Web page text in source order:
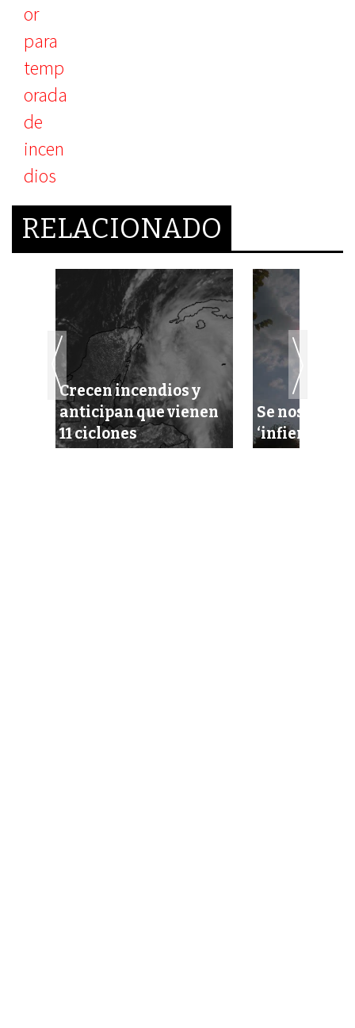
RELACIONADO
Crecen incendios y
anticipan que vienen
11 ciclones
Se nos viene
‘infierno’